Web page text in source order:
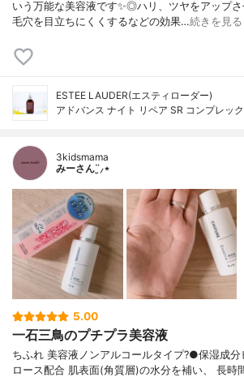
いう万能な美容液です✨◎ハリ、ツヤをアップ
毛穴を目立ちにくくするなどの効果…続きを見る
ESTEE LAUDER(エスティローダー)
アドバンス ナイト リペア SR コンプレッ
3kidsmama
みーさん¨̮⸝⋆
5.00
一石三鳥のプチプラ美容液
ちふれ 美容液ノンアルコールタイプ?●保湿成分
ロース配合 肌表面(角質層)の水分を補い、 長時